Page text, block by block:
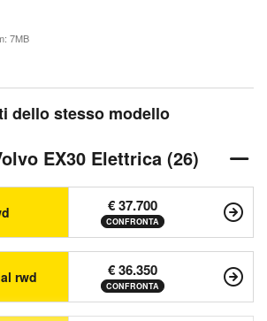
7MB
dello stesso modello
EX30 Elettrica (26)
€ 37.700
CONFRONTA
rwd € 36.350
CONFRONTA